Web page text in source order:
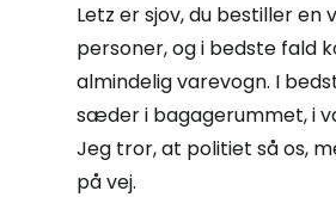
Letz er sjov, du bestiller en
personer, og i bedste fald
almindelig varevogn. I
sæder i bagagerummet, i
Jeg tror, at politiet så os,
på vej.